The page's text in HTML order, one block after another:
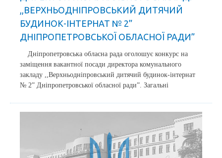
,,ВЕРХНЬОДНІПРОВСЬКИЙ ДИТЯЧИЙ
БУДИНОК-ІНТЕРНАТ № 2”
ДНІПРОПЕТРОВСЬКОЇ ОБЛАСНОЇ РАДИ”
Дніпропетровська обласна рада оголошує конкурс на
заміщення вакантної посади директора комунального
закладу ,,Верхньодніпровський дитячий будинок-інтернат
№ 2” Дніпропетровської обласної ради”. Загальні